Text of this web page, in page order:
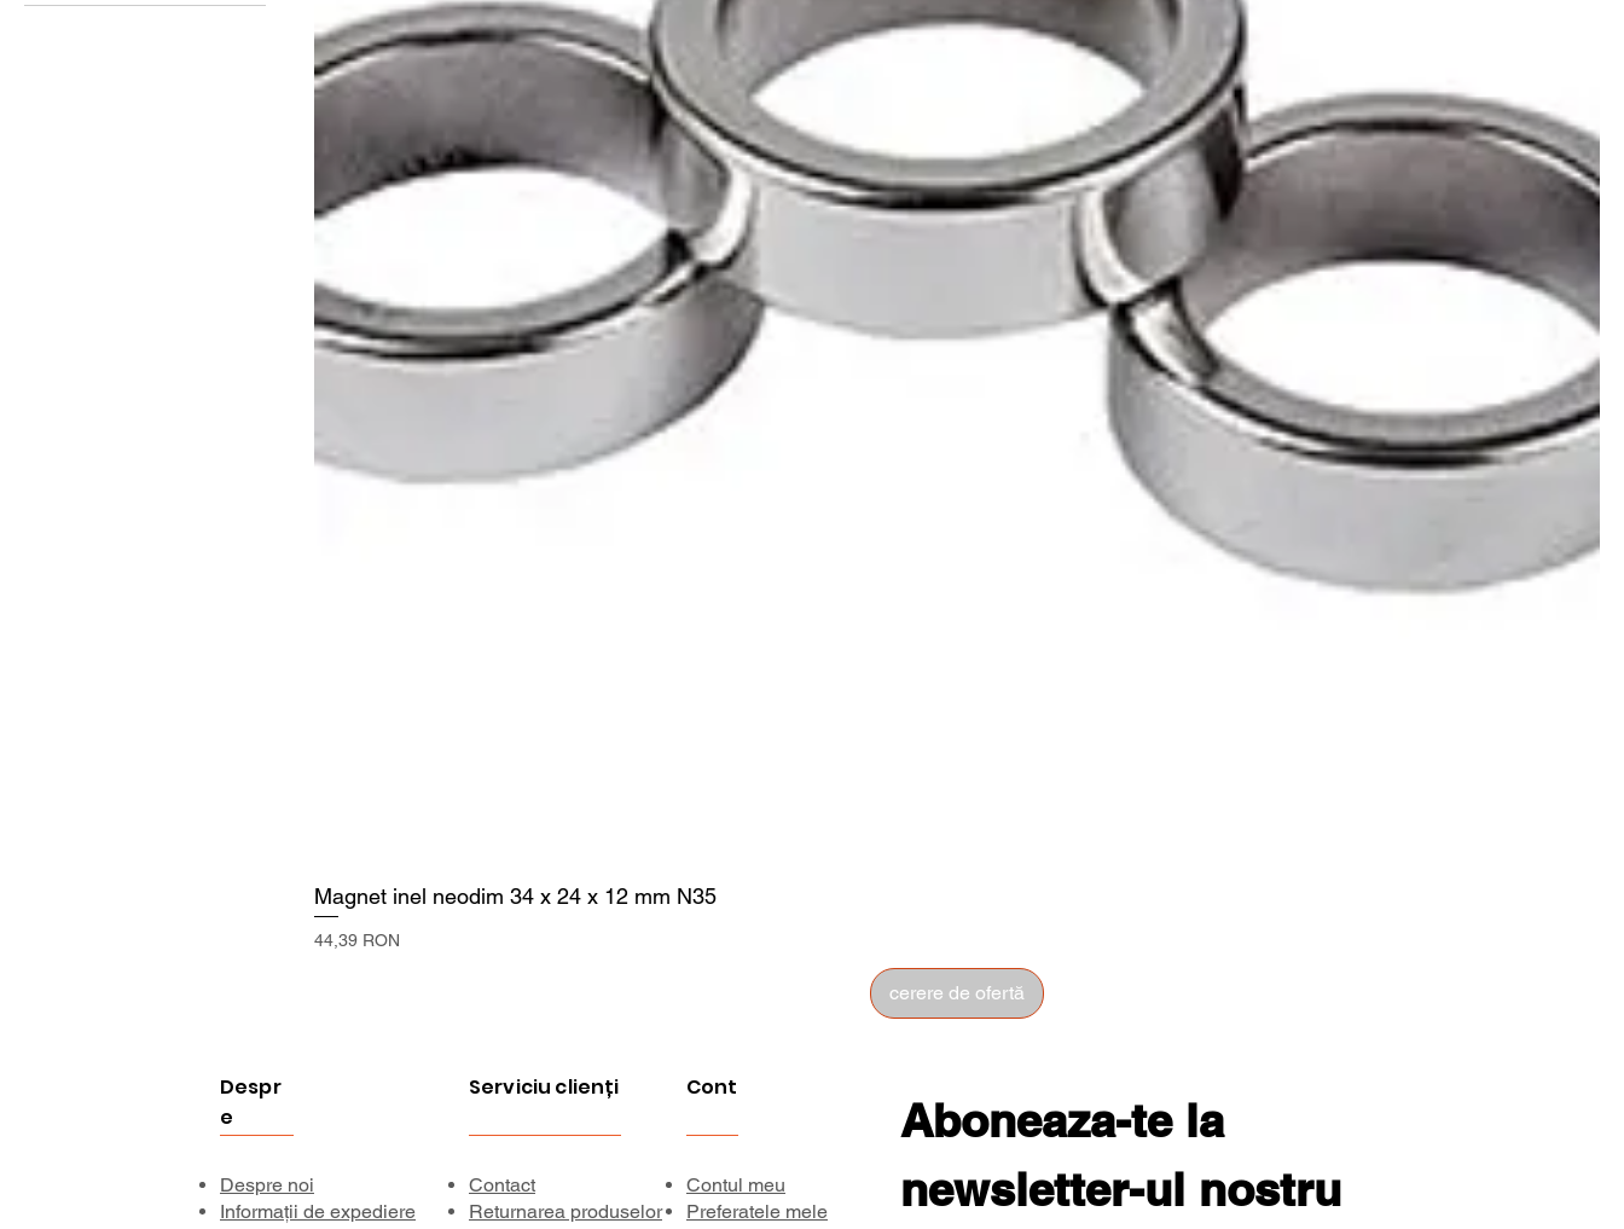
80 °C
Magnet inel neodim 34 x 24 x 12 mm N35
Preț
44,39 RON
cerere de ofertă
Despr
e
Despre noi
Informații de expediere
Serviciu clienți
Contact
Returnarea produselor
Cont
Contul meu
Preferatele mele
Aboneaza-te la
newsletter-ul nostru